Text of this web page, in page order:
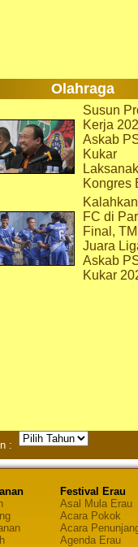
Olahraga
Susun
Kerja
Askab
Kukar
Kongres
FC di
Final,
Juara
Askab
Kukar
:
Festival Erau
Asal Mula Erau
Acara Pokok
Acara
Agenda Erau